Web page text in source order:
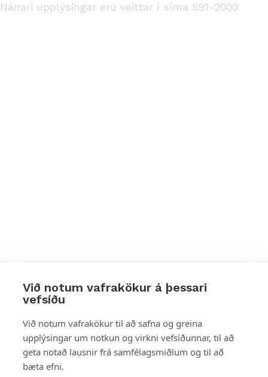
Við notum vafrakökur á þessari
vefsíðu
Við notum vafrakökur til að safna og greina
upplýsingar um notkun og virkni vefsíðunnar, til að
geta notað lausnir frá samfélagsmiðlum og til að
bæta efni.
Nánari upplýsingar eru veittar í síma 591-2000
Styttu þér leið
Mest skoðað